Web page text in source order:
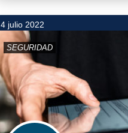
4 julio 2022
SEGURIDAD